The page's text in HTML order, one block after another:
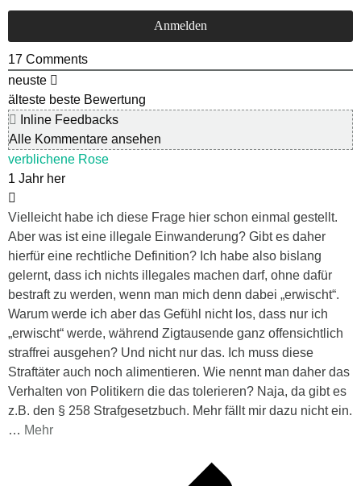
17 Comments
neuste
älteste beste Bewertung
Inline Feedbacks
Alle Kommentare ansehen
verblichene Rose
1 Jahr her
Vielleicht habe ich diese Frage hier schon einmal gestellt.
Aber was ist eine illegale Einwanderung? Gibt es daher
hierfür eine rechtliche Definition? Ich habe also bislang
gelernt, dass ich nichts illegales machen darf, ohne dafür
bestraft zu werden, wenn man mich denn dabei „erwischt“.
Warum werde ich aber das Gefühl nicht los, dass nur ich
„erwischt“ werde, während Zigtausende ganz offensichtlich
straffrei ausgehen? Und nicht nur das. Ich muss diese
Straftäter auch noch alimentieren. Wie nennt man daher das
Verhalten von Politikern die das tolerieren? Naja, da gibt es
z.B. den § 258 Strafgesetzbuch. Mehr fällt mir dazu nicht ein.
… Mehr